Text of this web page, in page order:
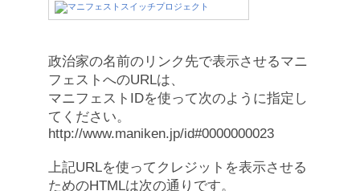
政治家の名前のリンク先で表示させるマニ
フェストへのURLは、
マニフェストIDを使って次のように指定し
てください。
http://www.maniken.jp/id#0000000023
上記URLを使ってクレジットを表示させる
ためのHTMLは次の通りです。